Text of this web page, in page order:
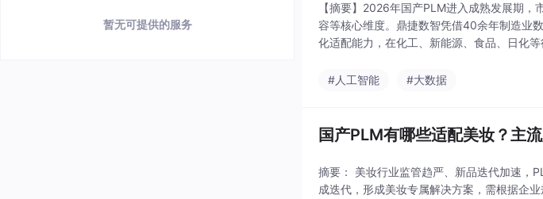
暂无可提供的服务
【摘要】2026年国产PLM进入成熟发展期
容等核心维度。鼎捷数智凭借40余年制造业
化适配能力，在化工、新能源、食品、日化
#人工智能
#大数据
国产PLM有哪些适配美妆？主
摘要： 美妆行业监管趋严、新品迭代加速，
成迭代，形成美妆专属解决方案，需根据企